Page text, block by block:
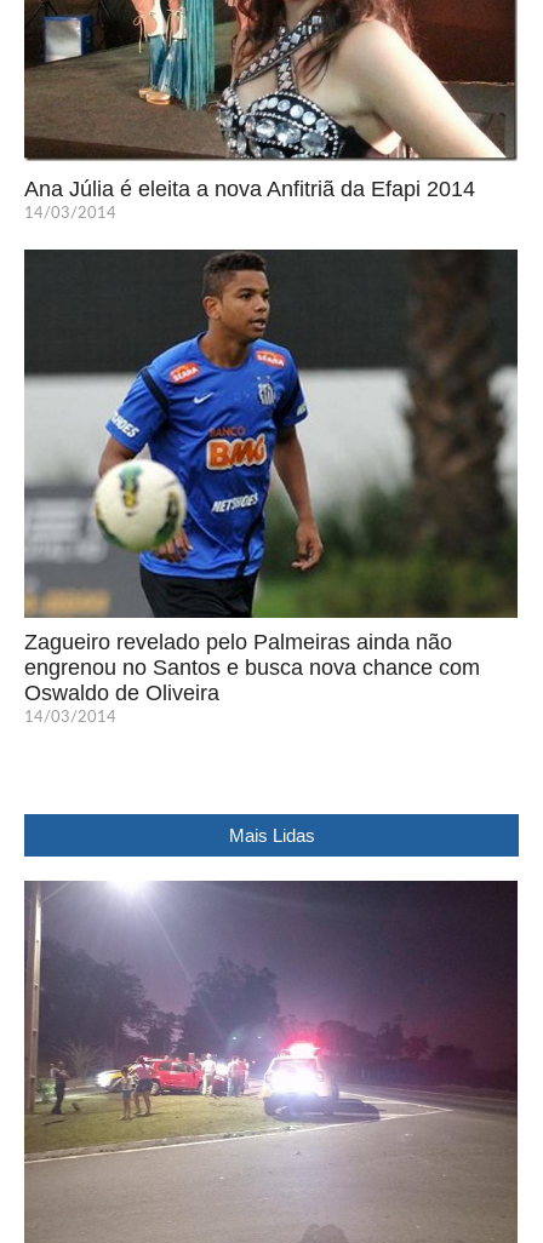
Ana Júlia é eleita a nova Anfitriã da Efapi 2014
14/03/2014
Zagueiro revelado pelo Palmeiras ainda não
engrenou no Santos e busca nova chance com
Oswaldo de Oliveira
14/03/2014
Mais Lidas